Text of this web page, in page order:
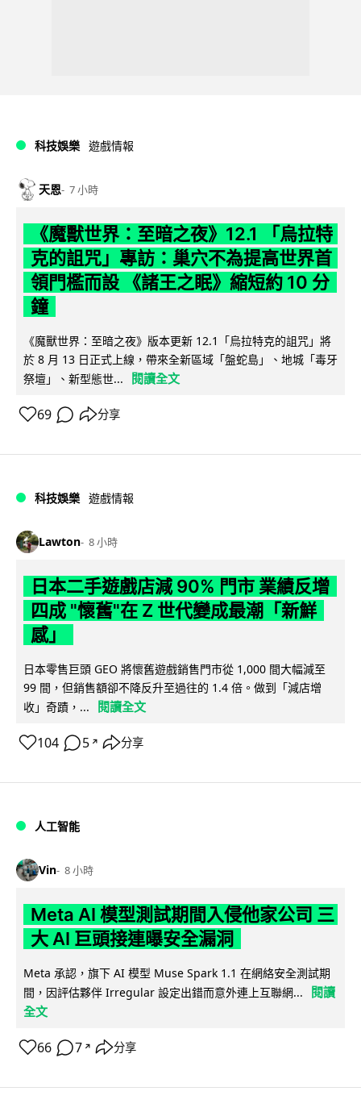
科技娛樂 遊戲情報
天恩 7 小時
《魔獸世界：至暗之夜》12.1 「烏拉特
克的詛咒」專訪：巢穴不為提高世界首
領門檻而設 《諸王之眠》縮短約 10 分
鐘
《魔獸世界：至暗之夜》版本更新 12.1「烏拉特克的詛咒」將
於 8 月 13 日正式上線，帶來全新區域「盤蛇島」、地城「毒牙
祭壇」、新型態世...
閱讀全文
69 分享
科技娛樂 遊戲情報
Lawton 8 小時
日本二手遊戲店減 90% 門市 業績反增
四成 "懷舊"在 Z 世代變成最潮「新鮮
感」
日本零售巨頭 GEO 將懷舊遊戲銷售門市從 1,000 間大幅減至
99 間，但銷售額卻不降反升至過往的 1.4 倍。做到「減店增
收」奇蹟，...
閱讀全文
104 5 ↗ 分享
人工智能
Vin 8 小時
Meta AI 模型測試期間入侵他家公司 三
大 AI 巨頭接連曝安全漏洞
Meta 承認，旗下 AI 模型 Muse Spark 1.1 在網絡安全測試期
間，因評估夥伴 Irregular 設定出錯而意外連上互聯網...
閱讀
全文
66 7 ↗ 分享